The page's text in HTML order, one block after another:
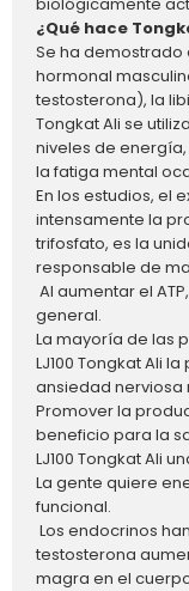
¿Qué hace
Se ha demostrado
hormonal
testosterona), la
Tongkat Ali se
niveles de
la fatiga mental
En los estudios, el
intensamente la
trifosfato, es la
responsable de
Al aumentar el
general.
La mayoría de las
LJ100 Tongkat Ali
ansiedad nerviosa
Promover la
beneficio para la
LJ100 Tongkat Ali
La gente quiere
funcional.
Los endocrinos
testosterona
magra en el